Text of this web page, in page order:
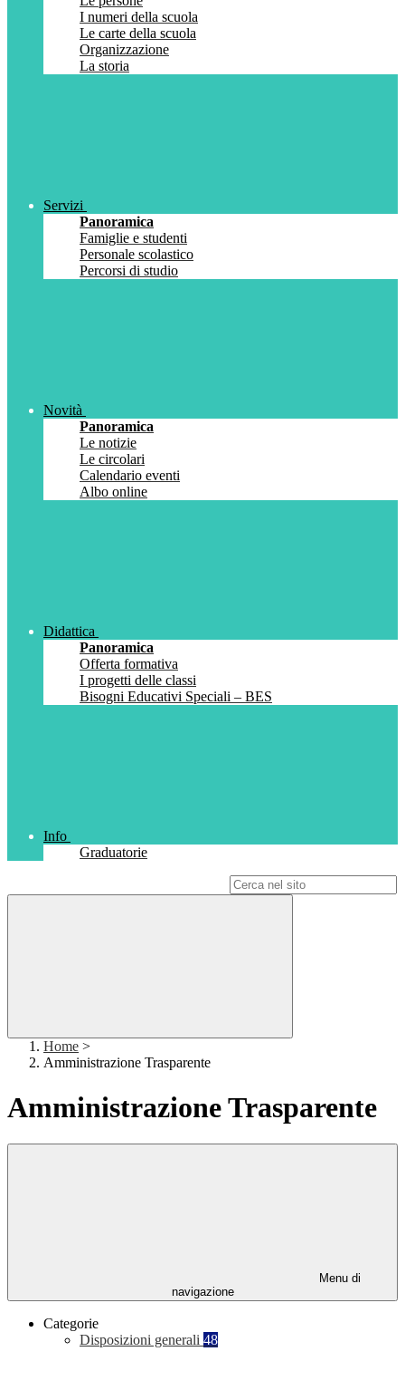
I numeri della scuola
Le carte della scuola
Organizzazione
La storia
Servizi
Panoramica
Famiglie e studenti
Personale scolastico
Percorsi di studio
Novità
Panoramica
Le notizie
Le circolari
Calendario eventi
Albo online
Didattica
Panoramica
Offerta formativa
I progetti delle classi
Bisogni Educativi Speciali – BES
Info
Graduatorie
Home >
Amministrazione Trasparente
Amministrazione Trasparente
Menu di
navigazione
Categorie
Disposizioni generali 48